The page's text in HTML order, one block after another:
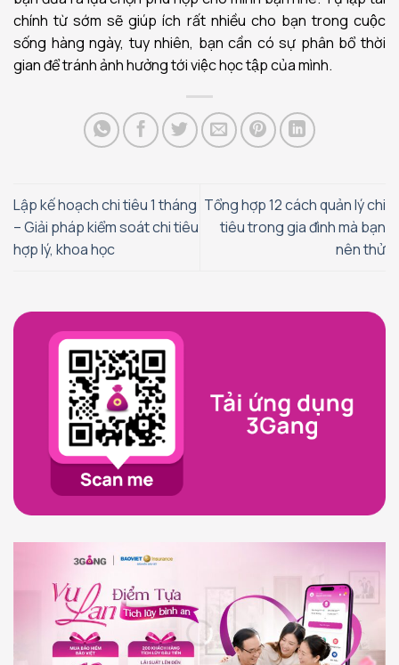
chính từ sớm sẽ giúp ích rất nhiều cho bạn trong cuộc
sống hàng ngày, tuy nhiên, bạn cần có sự phân bổ thời
gian để tránh ảnh hưởng tới việc học tập của mình.
Lập kế hoạch chi tiêu 1 tháng
– Giải pháp kiểm soát chi tiêu
hợp lý, khoa học
Tổng hợp 12 cách quản lý chi
tiêu trong gia đình mà bạn
nên thử